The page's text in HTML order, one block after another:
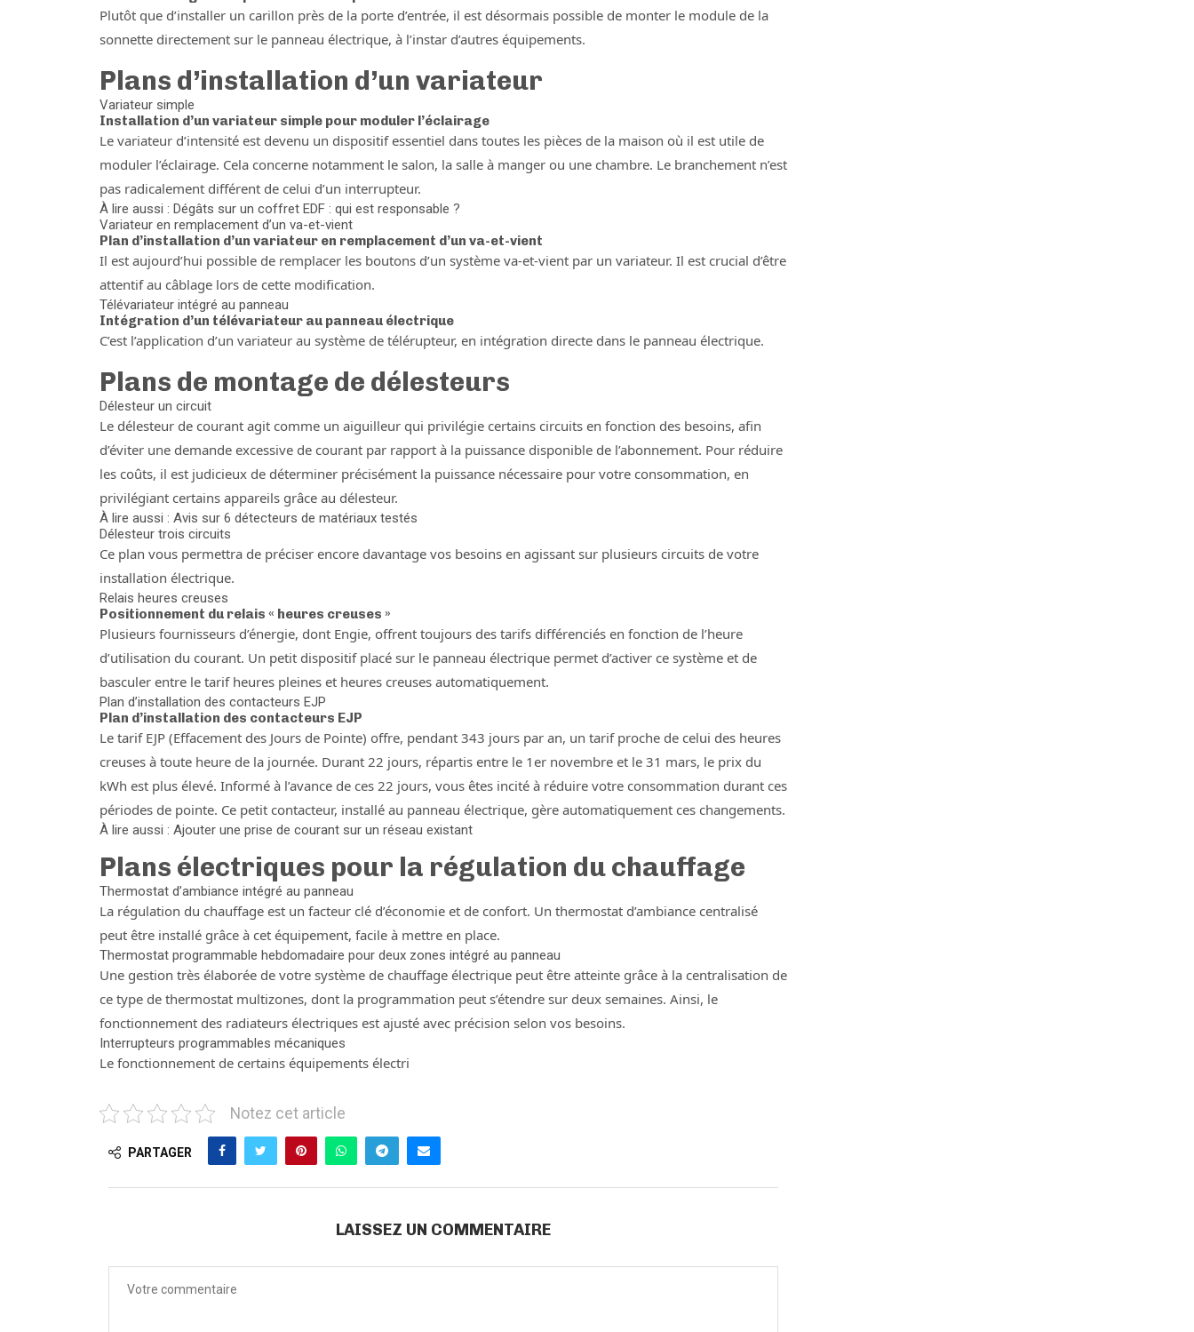
Plutôt que d’installer un carillon près de la porte d’entrée, il est désormais possible de monter le module de la
sonnette directement sur le panneau électrique, à l’instar d’autres équipements.
Plans d’installation d’un variateur
Variateur simple
Installation d’un variateur simple pour moduler l’éclairage
Le variateur d’intensité est devenu un dispositif essentiel dans toutes les pièces de la maison où il est utile de
moduler l’éclairage. Cela concerne notamment le salon, la salle à manger ou une chambre. Le branchement n’est
pas radicalement différent de celui d’un interrupteur.
À lire aussi : Dégâts sur un coffret EDF : qui est responsable ?
Variateur en remplacement d’un va-et-vient
Plan d’installation d’un variateur en remplacement d’un va-et-vient
Il est aujourd’hui possible de remplacer les boutons d’un système va-et-vient par un variateur. Il est crucial d’être
attentif au câblage lors de cette modification.
Télévariateur intégré au panneau
Intégration d’un télévariateur au panneau électrique
C’est l’application d’un variateur au système de télérupteur, en intégration directe dans le panneau électrique.
Plans de montage de délesteurs
Délesteur un circuit
Le délesteur de courant agit comme un aiguilleur qui privilégie certains circuits en fonction des besoins, afin
d’éviter une demande excessive de courant par rapport à la puissance disponible de l’abonnement. Pour réduire
les coûts, il est judicieux de déterminer précisément la puissance nécessaire pour votre consommation, en
privilégiant certains appareils grâce au délesteur.
À lire aussi : Avis sur 6 détecteurs de matériaux testés
Délesteur trois circuits
Ce plan vous permettra de préciser encore davantage vos besoins en agissant sur plusieurs circuits de votre
installation électrique.
Relais heures creuses
Positionnement du relais « heures creuses »
Plusieurs fournisseurs d’énergie, dont Engie, offrent toujours des tarifs différenciés en fonction de l’heure
d’utilisation du courant. Un petit dispositif placé sur le panneau électrique permet d’activer ce système et de
basculer entre le tarif heures pleines et heures creuses automatiquement.
Plan d’installation des contacteurs EJP
Plan d’installation des contacteurs EJP
Le tarif EJP (Effacement des Jours de Pointe) offre, pendant 343 jours par an, un tarif proche de celui des heures
creuses à toute heure de la journée. Durant 22 jours, répartis entre le 1er novembre et le 31 mars, le prix du
kWh est plus élevé. Informé à l’avance de ces 22 jours, vous êtes incité à réduire votre consommation durant ces
périodes de pointe. Ce petit contacteur, installé au panneau électrique, gère automatiquement ces changements.
À lire aussi : Ajouter une prise de courant sur un réseau existant
Plans électriques pour la régulation du chauffage
Thermostat d’ambiance intégré au panneau
La régulation du chauffage est un facteur clé d’économie et de confort. Un thermostat d’ambiance centralisé
peut être installé grâce à cet équipement, facile à mettre en place.
Thermostat programmable hebdomadaire pour deux zones intégré au panneau
Une gestion très élaborée de votre système de chauffage électrique peut être atteinte grâce à la centralisation de
ce type de thermostat multizones, dont la programmation peut s’étendre sur deux semaines. Ainsi, le
fonctionnement des radiateurs électriques est ajusté avec précision selon vos besoins.
Interrupteurs programmables mécaniques
Le fonctionnement de certains équipements électri
Notez cet article
PARTAGER
LAISSEZ UN COMMENTAIRE